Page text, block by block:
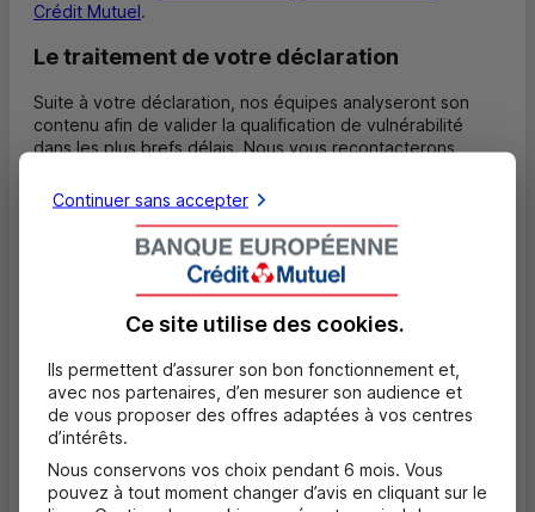
Crédit Mutuel.
Le traitement de votre déclaration
Suite à votre déclaration, nos équipes analyseront son
contenu afin de valider la qualification de vulnérabilité
dans les plus brefs délais. Nous vous recontacterons
nécessaires.
Aucune rémunération n’est prévue dans le cadre de ce
programme et cela même si la faille de vulnérabilité est
failles et de leur résolution ne sera faite.
LaBECMreste seul juge de la classification de la
vulnérabilité et de la catégorisation du risque qui en
découle. Le traitement et délai de résolution des dites
vulnérabilités restent à la discrétion de laBECM.
Continuer sans accepter
Ce site utilise des cookies.
Ils permettent d’assurer son bon fonctionnement et,
avec nos partenaires, d’en mesurer son audience et
de vous proposer des offres adaptées à vos centres
d’intérêts.
Nous conservons vos choix pendant 6 mois. Vous
pouvez à tout moment changer d’avis en cliquant sur le